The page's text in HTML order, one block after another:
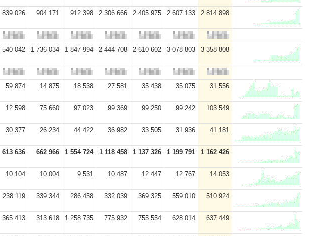
839 026 904 171 912 398 2 306 666 2 405 975 2 607 133 2 814 898
540 042 1 736 034 1 847 994 2 444 708 2 610 602 3 078 803 3 358 808
59 874 14 875 18 538 27 581 35 438 35 075 31 556
12 598 75 660 97 023 99 369 99 250 99 242 103 549
30 377 26 234 44 422 36 982 33 505 31 936 41 181
613 636 662 966 1 554 724 1 118 458 1 137 326 1 199 791 1 162 426
10 104 10 004 9 531 10 487 12 447 12 767 14 053
238 119 339 344 286 458 332 039 369 325 559 010 510 924
365 413 313 618 1 258 735 775 932 755 554 628 014 637 449